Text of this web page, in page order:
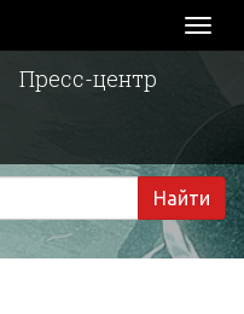
Пресс-центр
Найти